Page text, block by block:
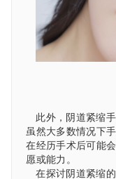
此外，阴道紧缩
虽然大多数情况下
在经历手术后可能
愿或能力。
在探讨阴道紧缩